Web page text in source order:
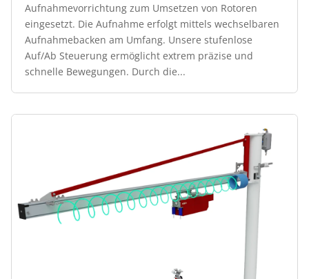
Aufnahmevorrichtung zum Umsetzen von Rotoren
eingesetzt. Die Aufnahme erfolgt mittels wechselbaren
Aufnahmebacken am Umfang. Unsere stufenlose
Auf/Ab Steuerung ermöglicht extrem präzise und
schnelle Bewegungen. Durch die...